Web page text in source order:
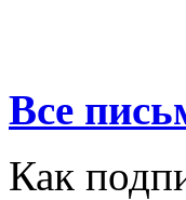
Все
Как